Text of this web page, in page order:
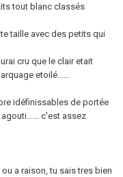
tout blanc classés
taille avec des petits qui
cru que le clair etait
etoilé......
idéfinissables de portée
c'est assez
a raison, tu sais tres bien